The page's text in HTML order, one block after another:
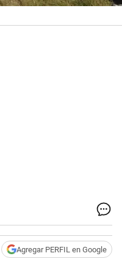
Agregar PERFIL en Google